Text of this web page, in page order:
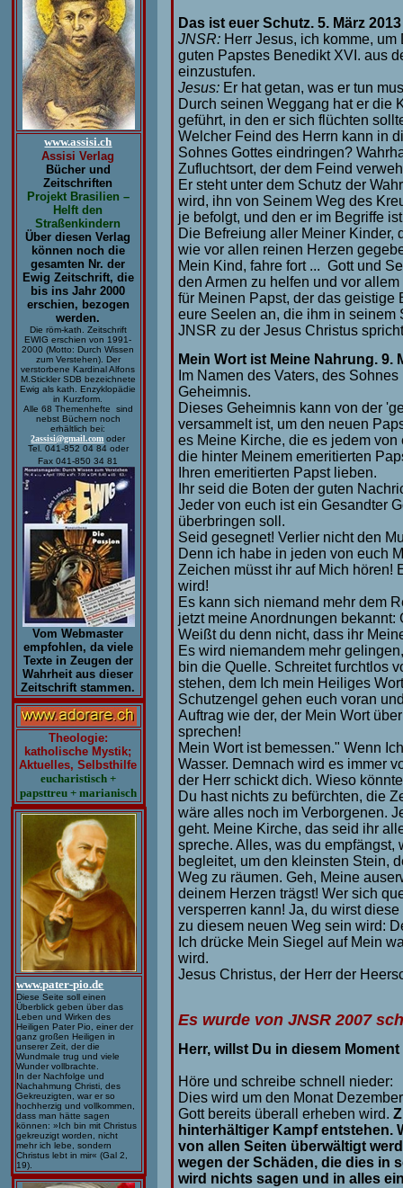
www.assisi.ch
Assisi Verlag
Bücher und
Zeitschriften
Projekt Brasilien –
Helft den
Straßenkindern
Über diesen Verlag
können noch die
gesamten Nr. der
Ewig Zeitschrift, die
bis ins Jahr 2000
erschien, bezogen
werden.
Die röm-kath. Zeitschrift
EWIG erschien von 1991-
2000 (Motto: Durch Wissen
zum Verstehen). Der
verstorbene Kardinal Alfons
M.Stickler SDB bezeichnete
Ewig als kath. Enzyklopädie
in Kurzform.
Alle 68 Themenhefte sind
nebst Büchern noch
erhältlich bei:
2assisi@gmail.com oder
Tel. 041-852 04 84 oder
Fax 041-850 34 81
Vom Webmaster
empfohlen, da viele
Texte in Zeugen der
Wahrheit aus dieser
Zeitschrift stammen.
Theologie:
katholische Mystik;
Aktuelles, Selbsthilfe
eucharistisch +
papsttreu + marianisch
www.pater-pio.de
Diese Seite soll einen
Überblick geben über das
Leben und Wirken des
Heiligen Pater Pio, einer der
ganz großen Heiligen in
unserer Zeit, der die
Wundmale trug und viele
Wunder vollbrachte.
In der Nachfolge und
Nachahmung Christi, des
Gekreuzigten, war er so
hochherzig und vollkommen,
dass man hätte sagen
können: »Ich bin mit Christus
gekreuzigt worden, nicht
mehr ich lebe, sondern
Christus lebt in mir« (Gal 2,
19).
Das ist euer Schutz.
JNSR: Herr Jesus, ich komme,
guten Papstes Benedikt XVI. aus
einzustufen.
Jesus: Er hat getan, was er tun
Durch seinen Weggang hat er die
geführt, in den er sich flüchten
Welcher Feind des Herrn kann in
Sohnes Gottes eindringen?
Zufluchtsort, der dem Feind
Er steht unter dem Schutz der
wird, ihn von Seinem Weg des
je befolgt, und den er im Begriffe
Die Befreiung aller Meiner Kinder,
wie vor allen reinen Herzen
Mein Kind, fahre fort ... Gott und
den Armen zu helfen und vor
für Meinen Papst, der das geistige
eure Seelen an, die ihm in seinem
JNSR zu der Jesus Christus
Mein Wort ist Meine Nahrung. 9.
Im Namen des Vaters, des
Geheimnis.
Dieses Geheimnis kann von der
versammelt ist, um den neuen
es Meine Kirche, die es jedem
die hinter Meinem emeritierten
Ihren emeritierten Papst lieben.
Ihr seid die Boten der guten
Jeder von euch ist ein Gesandter
überbringen soll.
Seid gesegnet! Verlier nicht den
Denn ich habe in jeden von euch
Zeichen müsst ihr auf Mich hören!
wird!
Es kann sich niemand mehr dem
jetzt meine Anordnungen bekannt:
Weißt du denn nicht, dass ihr
Es wird niemandem mehr
bin die Quelle. Schreitet furchtlos
stehen, dem Ich mein Heiliges
Schutzengel gehen euch voran
Auftrag wie der, der Mein Wort
sprechen!
Mein Wort ist bemessen." Wenn
Wasser. Demnach wird es immer
der Herr schickt dich. Wieso
Du hast nichts zu befürchten, die
wäre alles noch im Verborgenen.
geht. Meine Kirche, das seid ihr
spreche. Alles, was du
begleitet, um den kleinsten Stein,
Weg zu räumen. Geh, Meine
deinem Herzen trägst! Wer sich
versperren kann! Ja, du wirst
zu diesem neuen Weg sein wird:
Ich drücke Mein Siegel auf Mein
wird.
Jesus Christus, der Herr der
Es wurde von JNSR 2007
Herr, willst Du in diesem
Höre und schreibe schnell nieder:
Dies wird um den Monat
Gott bereits überall erheben wird.
hinterhältiger Kampf entstehen.
von allen Seiten überwältigt
wegen der Schäden, die dies in
wird nichts sagen und in alles